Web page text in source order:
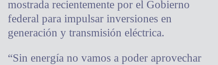
mostrada recientemente por el Gobierno
federal para impulsar inversiones en
generación y transmisión eléctrica.
“Sin energía no vamos a poder aprovechar